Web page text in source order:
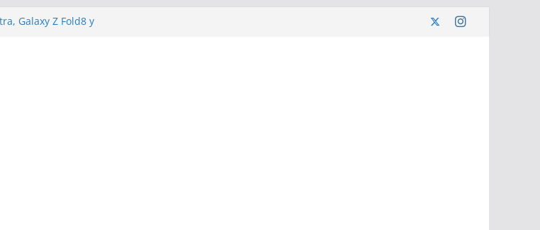
Galaxy Z Fold8 y